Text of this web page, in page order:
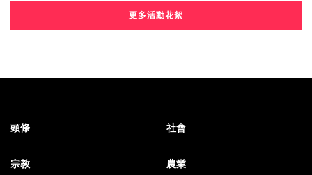
更多活動花絮
頭條 社會
宗教 農業